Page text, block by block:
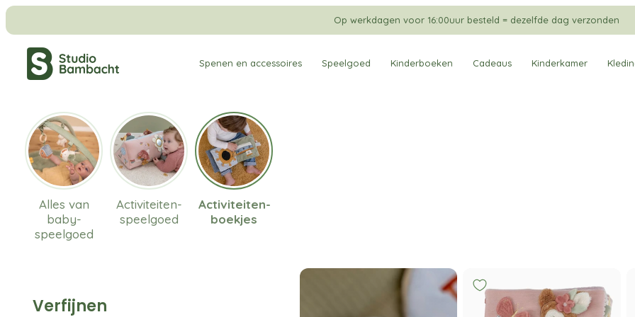
Meteen
naar
content
Op werkdagen voor 16:00uur besteld = dezelfde dag verzonden
Spenen en accessoires Speelgoed Kinderboeken Cadeaus Kinderkamer
Alles van
baby-
speelgoed
Activiteiten-
speelgoed
Activiteiten-
boekjes
Verfijnen